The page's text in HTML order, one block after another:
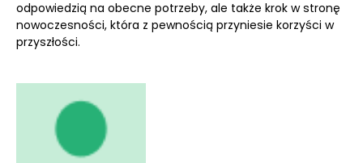
odpowiedzią na obecne potrzeby, ale także krok w stronę
nowoczesności, która z pewnością przyniesie korzyści w
przyszłości.